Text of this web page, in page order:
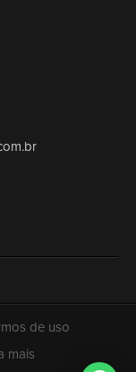
de uso
mais